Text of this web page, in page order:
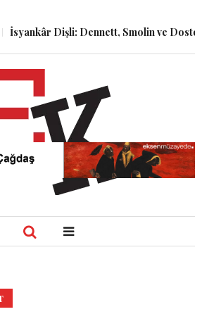
Dişli: Dennett, Smolin ve